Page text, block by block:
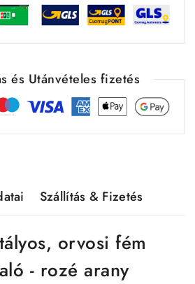
és Utánvételes fizetés
Szállítás & Fizetés
orvosi fém
- rozé arany